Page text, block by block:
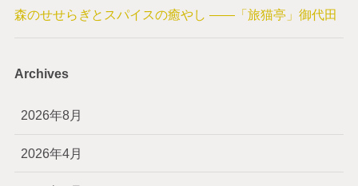
森のせせらぎとスパイスの癒やし ——「旅猫亭」御代田
Archives
2026年8月
2026年4月